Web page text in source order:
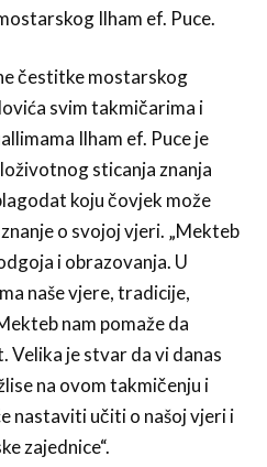
Ilham ef. Puce.
čestitke mostarskog
svim takmičarima i
Ilham ef. Puce je
sticanja znanja
koju čovjek može
o svojoj vjeri. „Mekteb
i obrazovanja. U
naše vjere, tradicije,
nam pomaže da
Velika je stvar da vi danas
na ovom takmičenju i
nastaviti učiti o našoj vjeri i
zajednice“.